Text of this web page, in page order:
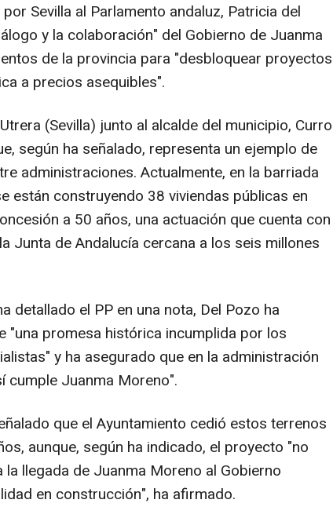
Sevilla al Parlamento andaluz, Patricia del
y la colaboración" del Gobierno de Juanma
de la provincia para "desbloquear proyectos
a precios asequibles".
(Sevilla) junto al alcalde del municipio, Curro
según ha señalado, representa un ejemplo de
administraciones. Actualmente, en la barriada
están construyendo 38 viviendas públicas en
a 50 años, una actuación que cuenta con
Junta de Andalucía cercana a los seis millones
detallado el PP en una nota, Del Pozo ha
"una promesa histórica incumplida por los
y ha asegurado que en la administración
cumple Juanma Moreno".
que el Ayuntamiento cedió estos terrenos
aunque, según ha indicado, el proyecto "no
llegada de Juanma Moreno al Gobierno
en construcción", ha afirmado.